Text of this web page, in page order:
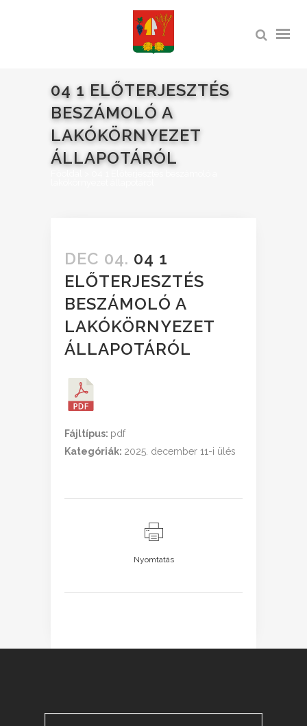
04 1 ELŐTERJESZTÉS
BESZÁMOLÓ A
LAKÓKÖRNYEZET
ÁLLAPOTÁRÓL
DEC 04. 04 1
ELŐTERJESZTÉS
BESZÁMOLÓ A
LAKÓKÖRNYEZET
ÁLLAPOTÁRÓL
Fájltípus: pdf
Kategóriák: 2025. december 11-i ülés
Nyomtatás